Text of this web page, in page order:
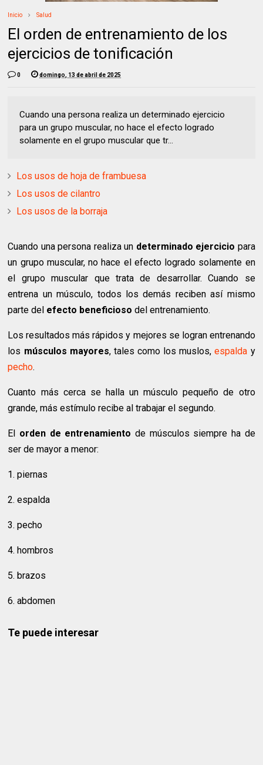
Inicio Salud
El orden de entrenamiento de los
ejercicios de tonificación
0 domingo, 13 de abril de 2025
Cuando una persona realiza un determinado ejercicio
para un grupo muscular, no hace el efecto logrado
solamente en el grupo muscular que tr...
Los usos de hoja de frambuesa
Los usos de cilantro
Los usos de la borraja
Cuando una persona realiza un determinado ejercicio para
un grupo muscular, no hace el efecto logrado solamente en
el grupo muscular que trata de desarrollar. Cuando se
entrena un músculo, todos los demás reciben así mismo
parte del efecto beneficioso del entrenamiento.
Los resultados más rápidos y mejores se logran entrenando
los músculos mayores, tales como los muslos,espalda y
pecho.
Cuanto más cerca se halla un músculo pequeño de otro
grande, más estímulo recibe al trabajar el segundo.
El orden de entrenamiento de músculos siempre ha de
ser de mayor a menor:
1. piernas
2. espalda
3. pecho
4. hombros
5. brazos
6. abdomen
Te puede interesar